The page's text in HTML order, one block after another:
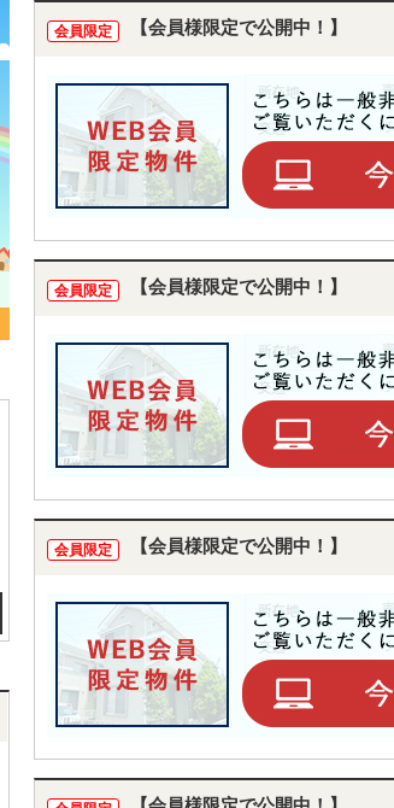
会員限定 【会員様限定で公開中！】
会員限定 【会員様限定で公開中！】
会員限定 【会員様限定で公開中！】